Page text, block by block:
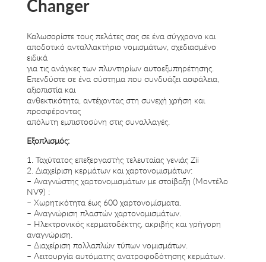
Changer
Καλωσορίστε τους πελάτες σας σε ένα σύγχρονο και
αποδοτικό ανταλλακτήριο νομισμάτων, σχεδιασμένο
ειδικά
για τις ανάγκες των πλυντηρίων αυτοεξυπηρέτησης.
Επενδύστε σε ένα σύστημα που συνδυάζει ασφάλεια,
αξιοπιστία και
ανθεκτικότητα, αντέχοντας στη συνεχή χρήση και
προσφέροντας
απόλυτη εμπιστοσύνη στις συναλλαγές.
Εξοπλισμός:
1. Ταχύτατος επεξεργαστής τελευταίας γενιάς Zii
2. Διαχείριση κερμάτων και χαρτονομισμάτων:
– Αναγνώστης χαρτονομισμάτων με στοίβαξη (Μοντέλο
NV9) :
– Χωρητικότητα έως 600 χαρτονομίσματα.
– Αναγνώριση πλαστών χαρτονομισμάτων.
– Ηλεκτρονικός κερματοδέκτης, ακριβής και γρήγορη
αναγνώριση.
– Διαχείριση πολλαπλών τύπων νομισμάτων.
– Λειτουργία αυτόματης ανατροφοδότησης κερμάτων.